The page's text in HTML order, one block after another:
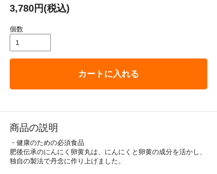
3,780円(税込)
個数
カートに入れる
商品の説明
・健康のための必須食品
肥後伝承のにんにく卵黄丸は、にんにくと卵黄の成分を活かし、
独自の製法で丹念に作り上げました。